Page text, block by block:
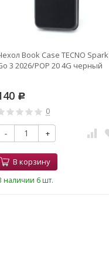
Book Case TECNO Spark
3 2026/POP 20 4G черный
Р
0
- +
В корзину
наличии 6 шт.